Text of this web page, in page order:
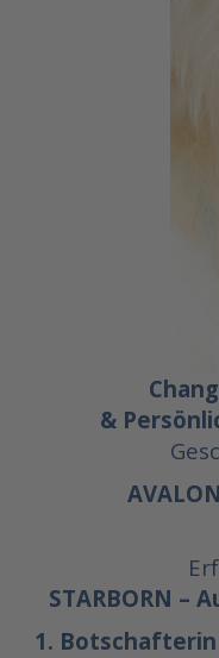
&
STARBORN –
1. Botschafterin